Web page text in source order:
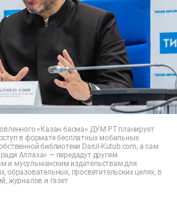
«Казан басма» ДУМ РТ планирует
в формате бесплатных мобильных
библиотеки Darul-Kutub.com, а сам
Аллаха» — передадут другим
и мусульманским издательствам для
образовательных, просветительских целях, в
журналов и газет